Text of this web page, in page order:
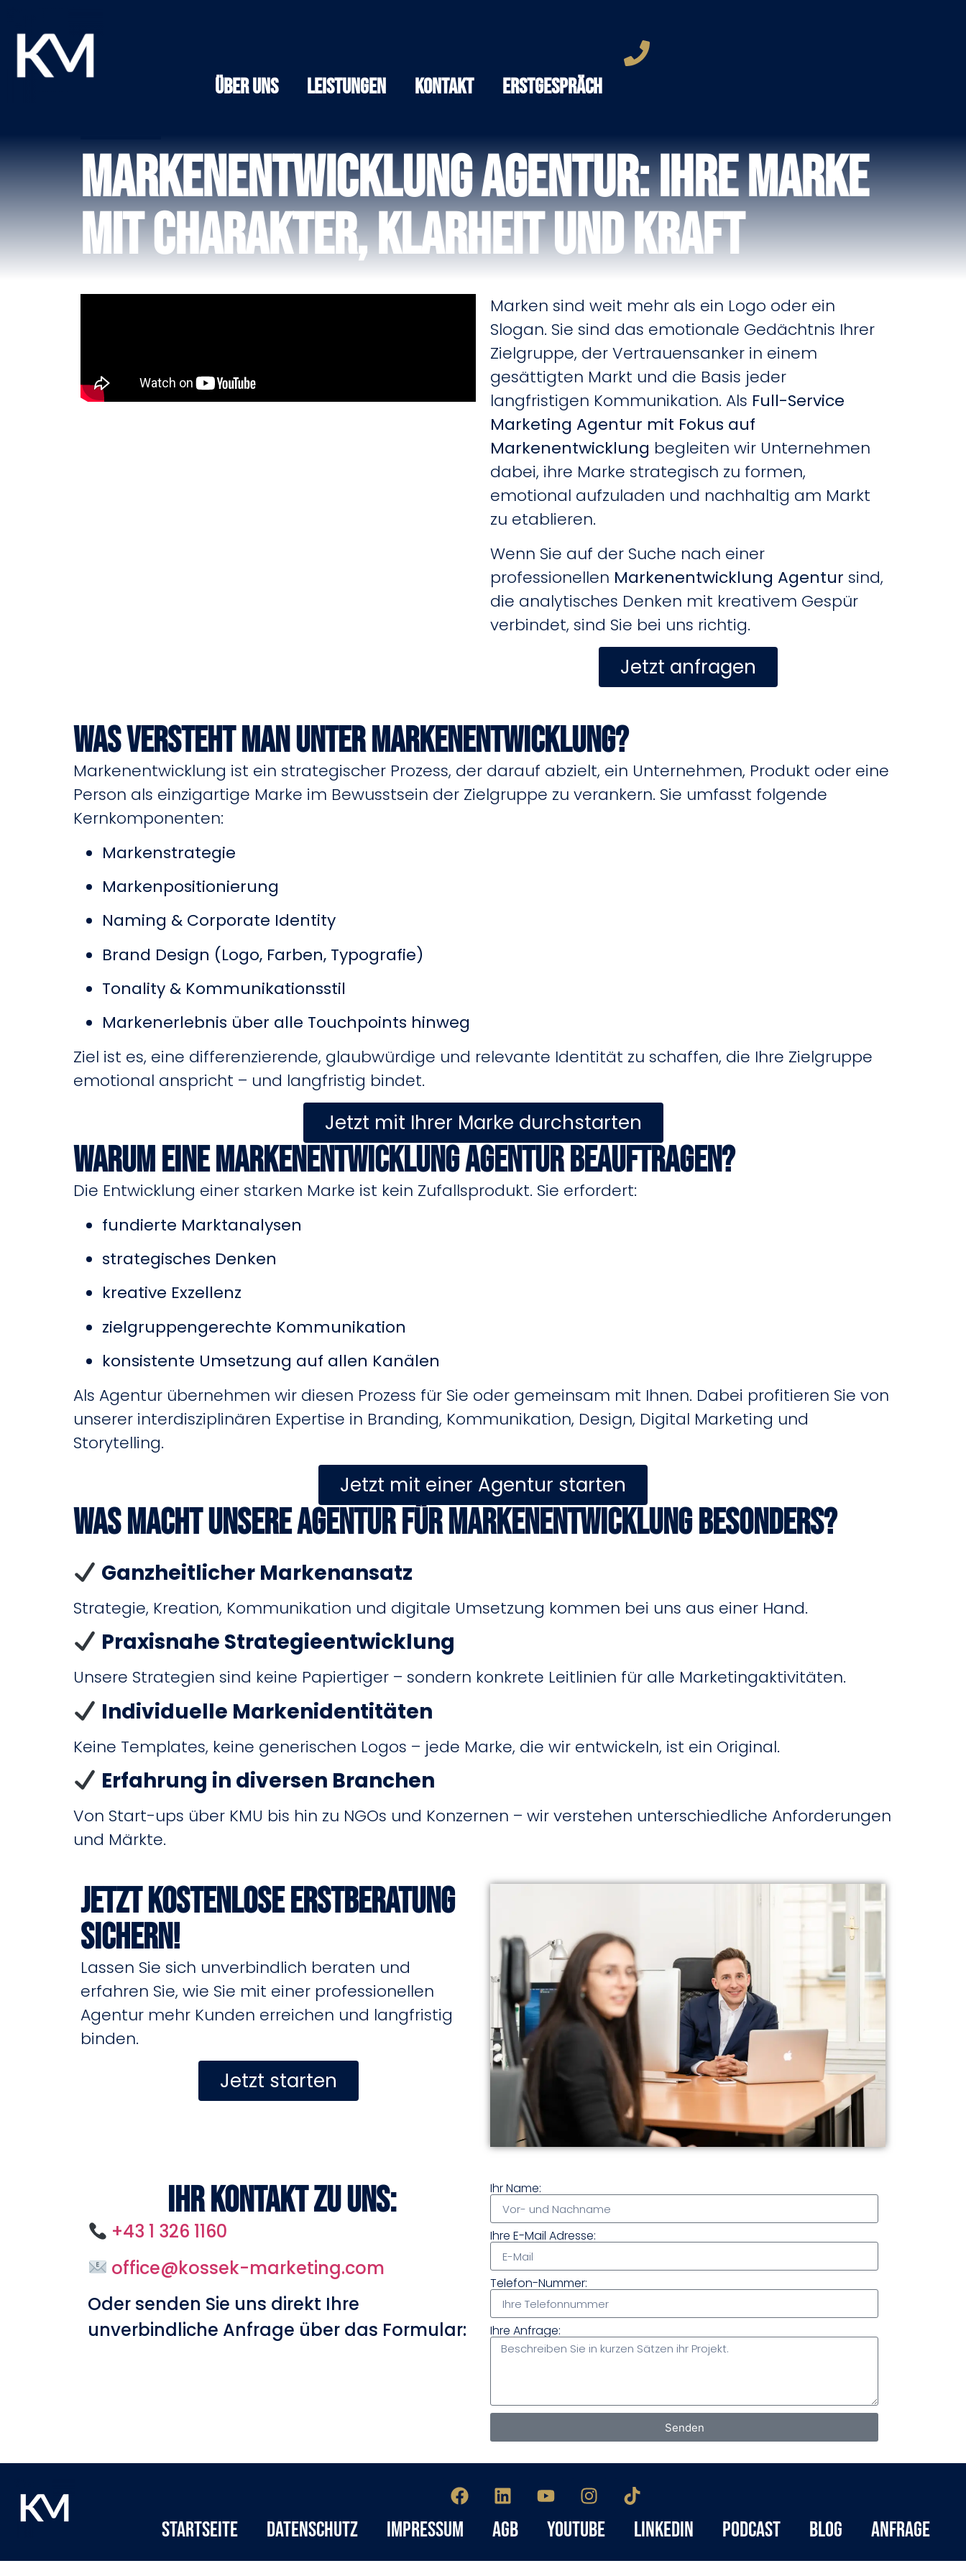
Über Uns Leistungen Kontakt Erstgespräch
Markenentwicklung Agentur: Ihre Marke
mit Charakter, Klarheit und Kraft
Marken sind weit mehr als ein Logo oder ein
Slogan. Sie sind das emotionale Gedächtnis Ihrer
Zielgruppe, der Vertrauensanker in einem
gesättigten Markt und die Basis jeder
langfristigen Kommunikation. Als Full-Service
Marketing Agentur mit Fokus auf
Markenentwicklung begleiten wir Unternehmen
dabei, ihre Marke strategisch zu formen,
emotional aufzuladen und nachhaltig am Markt
zu etablieren.
Wenn Sie auf der Suche nach einer
professionellen Markenentwicklung Agentur sind,
die analytisches Denken mit kreativem Gespür
verbindet, sind Sie bei uns richtig.
Jetzt anfragen
Was versteht man unter Markenentwicklung?
Markenentwicklung ist ein strategischer Prozess, der darauf abzielt, ein Unternehmen, Produkt oder eine
Person als einzigartige Marke im Bewusstsein der Zielgruppe zu verankern. Sie umfasst folgende
Kernkomponenten:
Markenstrategie
Markenpositionierung
Naming & Corporate Identity
Brand Design (Logo, Farben, Typografie)
Tonality & Kommunikationsstil
Markenerlebnis über alle Touchpoints hinweg
Ziel ist es, eine differenzierende, glaubwürdige und relevante Identität zu schaffen, die Ihre Zielgruppe
emotional anspricht – und langfristig bindet.
Jetzt mit Ihrer Marke durchstarten
Warum eine Markenentwicklung Agentur beauftragen?
Die Entwicklung einer starken Marke ist kein Zufallsprodukt. Sie erfordert:
fundierte Marktanalysen
strategisches Denken
kreative Exzellenz
zielgruppengerechte Kommunikation
konsistente Umsetzung auf allen Kanälen
Als Agentur übernehmen wir diesen Prozess für Sie oder gemeinsam mit Ihnen. Dabei profitieren Sie von
unserer interdisziplinären Expertise in Branding, Kommunikation, Design, Digital Marketing und
Storytelling.
Jetzt mit einer Agentur starten
Was macht unsere Agentur für Markenentwicklung besonders?
Ganzheitlicher Markenansatz
Strategie, Kreation, Kommunikation und digitale Umsetzung kommen bei uns aus einer Hand.
Praxisnahe Strategieentwicklung
Unsere Strategien sind keine Papiertiger – sondern konkrete Leitlinien für alle Marketingaktivitäten.
Individuelle Markenidentitäten
Keine Templates, keine generischen Logos – jede Marke, die wir entwickeln, ist ein Original.
Erfahrung in diversen Branchen
Von Start-ups über KMU bis hin zu NGOs und Konzernen – wir verstehen unterschiedliche Anforderungen
und Märkte.
Jetzt kostenlose Erstberatung
sichern!
Lassen Sie sich unverbindlich beraten und
erfahren Sie, wie Sie mit einer professionellen
Agentur mehr Kunden erreichen und langfristig
binden.
Jetzt starten
Ihr Kontakt zu uns:
+43 1 326 1160
office@kossek-marketing.com
Oder senden Sie uns direkt Ihre
unverbindliche Anfrage über das Formular:
Ihr Name:
Ihre E-Mail Adresse:
Telefon-Nummer:
Ihre Anfrage:
Senden
Startseite Datenschutz Impressum AGB YouTube LinkedIn Podcast Blog Anfrage